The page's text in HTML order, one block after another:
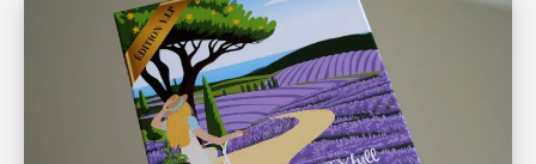
“La
Surfeuse
spéciale
JO”
:
Unboxing